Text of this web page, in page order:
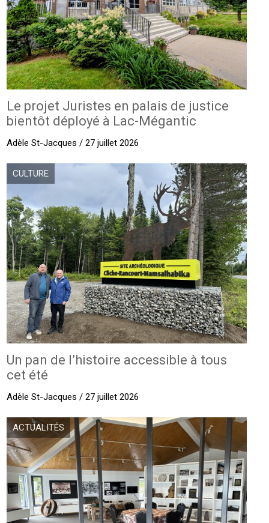
Le projet Juristes en palais de justice
bientôt déployé à Lac-Mégantic
Adèle St-Jacques / 27 juillet 2026
CULTURE
Un pan de l’histoire accessible à tous
cet été
Adèle St-Jacques / 27 juillet 2026
ACTUALITÉS